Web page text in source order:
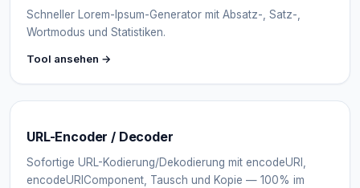
Schneller Lorem-Ipsum-Generator mit Absatz-, Satz-,
Wortmodus und Statistiken.
Tool ansehen →
URL-Encoder / Decoder
Sofortige URL-Kodierung/Dekodierung mit encodeURI,
encodeURIComponent, Tausch und Kopie — 100% im